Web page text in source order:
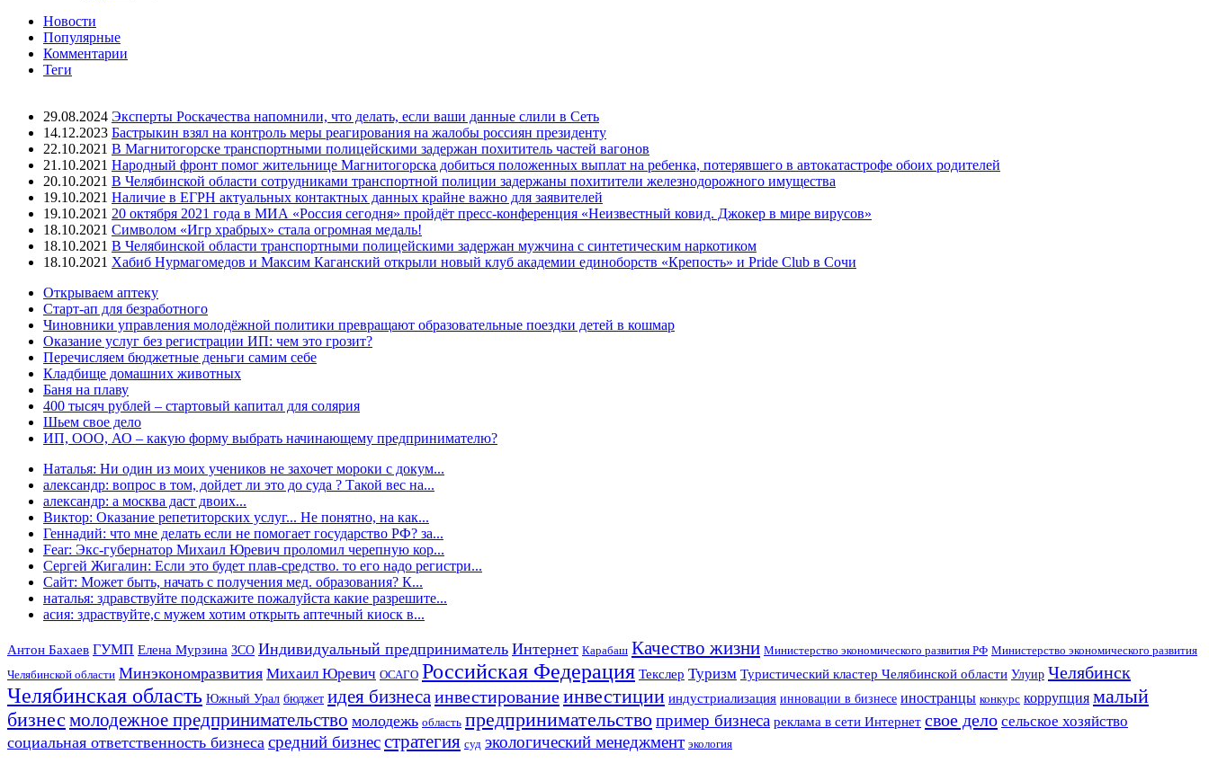
Новости
Популярные
Комментарии
Теги
29.08.2024 Эксперты Роскачества напомнили, что делать, если ваши данные слили в Сеть
14.12.2023 Бастрыкин взял на контроль меры реагирования на жалобы россиян президенту
22.10.2021 В Магнитогорске транспортными полицейскими задержан похититель частей вагонов
21.10.2021 Народный фронт помог жительнице Магнитогорска добиться положенных выплат на ребенка, потерявшего в автокатастрофе обоих родителей
20.10.2021 В Челябинской области сотрудниками транспортной полиции задержаны похитители железнодорожного имущества
19.10.2021 Наличие в ЕГРН актуальных контактных данных крайне важно для заявителей
19.10.2021 20 октября 2021 года в МИА «Россия сегодня» пройдёт пресс-конференция «Неизвестный ковид. Джокер в мире вирусов»
18.10.2021 Символом «Игр храбрых» стала огромная медаль!
18.10.2021 В Челябинской области транспортными полицейскими задержан мужчина с синтетическим наркотиком
18.10.2021 Хабиб Нурмагомедов и Максим Каганский открыли новый клуб академии единоборств «Крепость» и Pride Club в Сочи
Открываем аптеку
Старт-ап для безработного
Чиновники управления молодёжной политики превращают образовательные поездки детей в кошмар
Оказание услуг без регистрации ИП: чем это грозит?
Перечисляем бюджетные деньги самим себе
Кладбище домашних животных
Баня на плаву
400 тысяч рублей – стартовый капитал для солярия
Шьем свое дело
ИП, ООО, АО – какую форму выбрать начинающему предпринимателю?
Наталья: Ни один из моих учеников не захочет мороки с докум...
александр: вопрос в том, дойдет ли это до суда ? Такой вес на...
александр: а москва даст двоих...
Виктор: Оказание репетиторских услуг... Не понятно, на как...
Геннадий: что мне делать если не помогает государство РФ? за...
Fear: Экс-губернатор Михаил Юревич проломил черепную кор...
Сергей Жигалин: Если это будет плав-средство. то его надо регистри...
Сайт: Может быть, начать с получения мед. образования? К...
наталья: здравствуйте подскажите пожалуйста какие разрешите...
асия: здраствуйте,с мужем хотим открыть аптечный киоск в...
Антон Бахаев ГУМП Елена Мурзина ЗСО Индивидуальный предприниматель Интернет Карабаш Качество жизни Министерство экономического развития РФ Министерство экономического развития
Челябинской области Минэкономразвития Михаил Юревич ОСАГО Российская Федерация Текслер Туризм Туристический кластер Челябинской области Улуир Челябинск
Челябинская область Южный Урал бюджет идея бизнеса инвестированиеинвестиции индустриализация инновации в бизнесе иностранцы конкурс коррупция малый
бизнес молодежное предпринимательство молодежь область предпринимательствопример бизнеса реклама в сети Интернет свое дело сельское хозяйство
социальная ответственность бизнеса средний бизнесстратегия суд экологический менеджмент экология